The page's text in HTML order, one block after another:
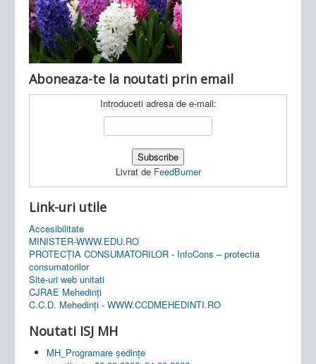
Aboneaza-te la noutati prin email
Introduceti adresa de e-mail:
Livrat de FeedBurner
Link-uri utile
Accesibilitate
MINISTER-WWW.EDU.RO
PROTECȚIA CONSUMATORILOR - InfoCons – protectia
consumatorilor
Site-uri web unitati
CJRAE Mehedinți
C.C.D. Mehedinţi - WWW.CCDMEHEDINTI.RO
Noutati ISJ MH
MH_Programare ședințe